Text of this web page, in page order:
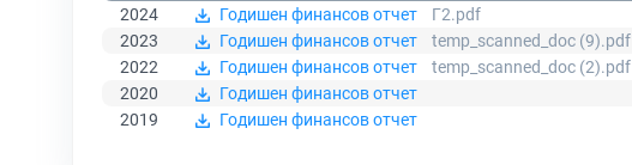
2024
Годишен финансов отчет
Г2.pdf
2023
Годишен финансов отчет
temp_scanned_doc (9).pdf
2022
Годишен финансов отчет
temp_scanned_doc (2).pdf
2020
Годишен финансов отчет
2019
Годишен финансов отчет